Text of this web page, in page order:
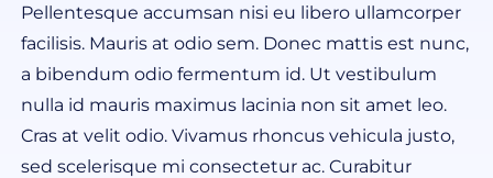
Pellentesque accumsan nisi eu libero ullamcorper
facilisis. Mauris at odio sem. Donec mattis est nunc,
a bibendum odio fermentum id. Ut vestibulum
nulla id mauris maximus lacinia non sit amet leo.
Cras at velit odio. Vivamus rhoncus vehicula justo,
sed scelerisque mi consectetur ac. Curabitur